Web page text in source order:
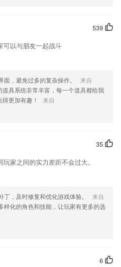
提高!
，如果您喜欢这款软件，您可以到应
539
可以与朋友一起战斗
面，避免过多的复杂操作。
来自
道具系统非常丰富，每一个道具都给我
更加有趣！
来自
35
家之间的实力差距不会过大。
丁，及时修复和优化游戏体验。
来自
样化的角色和技能，让玩家有更多的选
6